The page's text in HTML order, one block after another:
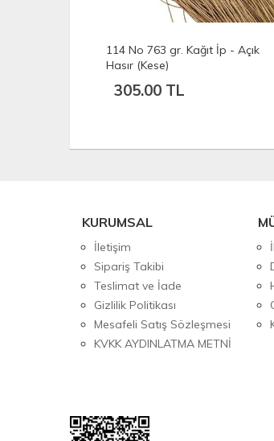
114 No 763 gr. Kağıt İp - Açık
Hasır (Kese)
305.00 TL
KURUMSAL
İletişim
Sipariş Takibi
Teslimat ve İade
Gizlilik Politikası
Mesafeli Satış Sözleşmesi
KVKK AYDINLATMA METNİ